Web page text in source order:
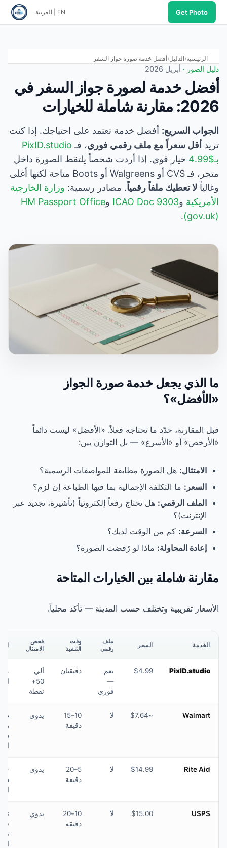
خدمة صورة جواز السفر
لصورة جواز السفر في
خدمة تعتمد على احتياجك. إذا كنت
ملف رقمي فوري، فـPixID.studio
إذا أردت شخصاً يلتقط الصورة داخل
متجر، فـ CVS أو Walgreens أو Boots متاحة لكنها أغلى
رقمياً. مصادر رسمية:وزارة الخارجية
ICAOوHM Passport Office
خدمة صورة الجواز
تحتاجه فعلاً. «الأفضل» ليست دائماً
— بل التوازن بين:
مطابقة للمواصفات الرسمية؟
الإجمالية بما فيها الطباعة إن لزم؟
هل تحتاج رفعاً إلكترونياً (تأشيرة، تجديد عبر
لديك؟
ماذا لو رُفضت الصورة؟
الخيارات المتاحة
حسب المدينة — تأكد محلياً.
السعر
وقت
التنفيذ
فحص
الامتثال
الأفضل لـ
$4.99
نعم
دقيقتان
آلي
نقطة
معظم
لا
10–15
يدوي
طباعة
رخيصة
$14.99
5–20
يدوي
خدمة
داخل
$15.00
10–20
يدوي
تقديم
في